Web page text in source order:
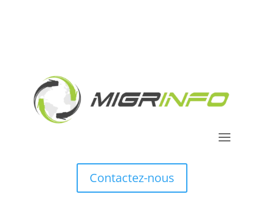
Contactez-nous